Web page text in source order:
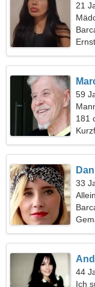
21
59
181
33
44
Ich